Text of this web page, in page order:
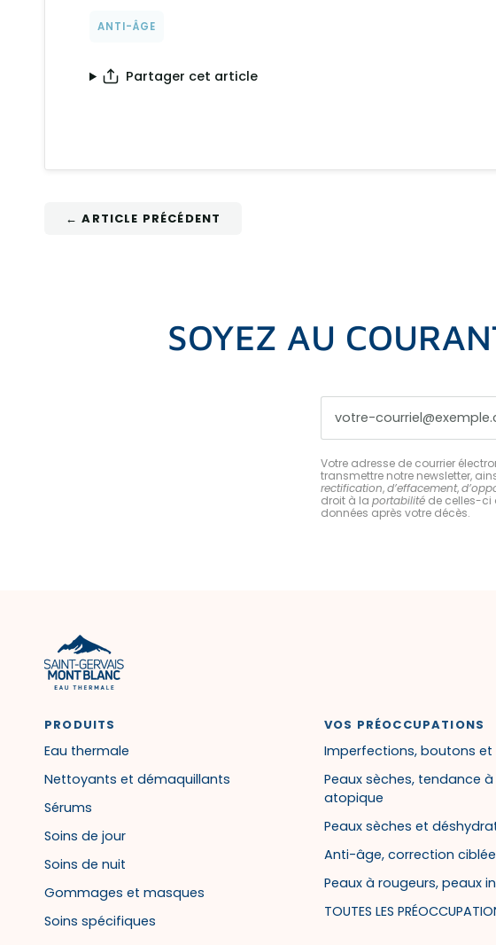
ANTI-ÂGE
Partager cet article
← ARTICLE PRÉCÉDENT
SOYEZ AU
Votre adresse de courrier
transmettre notre newsletter,
rectification,d’effacement,
droit à la portabilité de celles-ci
données après votre décès.
PRODUITS
Eau thermale
Nettoyants et démaquillants
Sérums
Soins de jour
Soins de nuit
Gommages et masques
Soins spécifiques
VOS PRÉOCCUPATIONS
Imperfections, boutons et
Peaux sèches, tendance
atopique
Peaux sèches et
Anti-âge, correction ciblée
Peaux à rougeurs, peaux
TOUTES LES